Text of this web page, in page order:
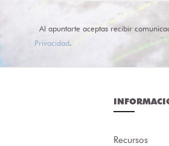
Al apuntarte aceptas recibir
Privacidad.
Recursos